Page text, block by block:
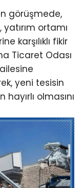
görüşmede,
ortamı
karşılıklı fikir
Ticaret Odası
yeni tesisin
olmasını